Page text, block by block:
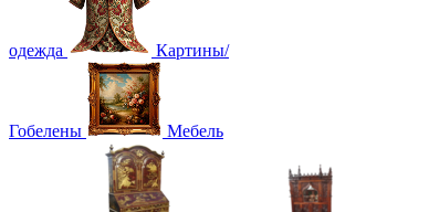
одежда Картины/
Гобелены Мебель